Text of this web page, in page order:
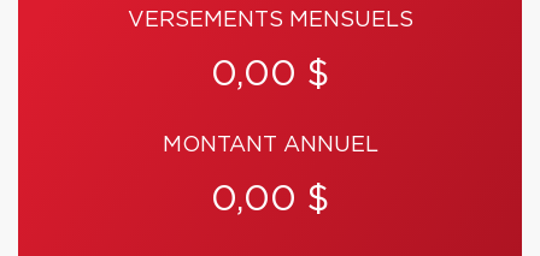
VERSEMENTS MENSUELS
0,00 $
MONTANT ANNUEL
0,00 $